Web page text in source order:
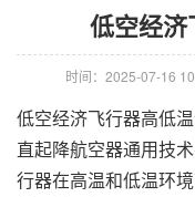
低空经
时间：2025-07-16
低空经济飞行器高低
直起降航空器通用技
行器在高温和低温环